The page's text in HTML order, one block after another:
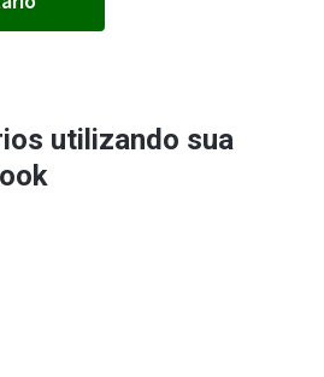
utilizando sua